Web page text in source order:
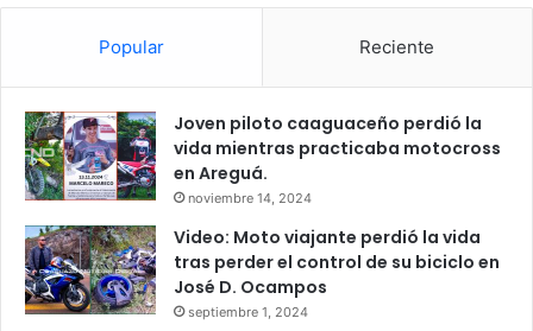
Popular Reciente
Joven piloto caaguaceño perdió la
vida mientras practicaba motocross
en Areguá.
noviembre 14, 2024
Video: Moto viajante perdió la vida
tras perder el control de su biciclo en
José D. Ocampos
septiembre 1, 2024